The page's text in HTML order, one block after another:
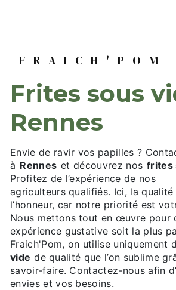
FRAICH'POM
frites sous vide à
Rennes
Envie de ravir vos papilles ?
à Rennes et découvrez nos frites
Profitez de l’expérience de nos
agriculteurs qualifiés. Ici, la qualité
l’honneur, car notre priorité est
Nous mettons tout en œuvre pour
expérience gustative soit la plus
Fraich'Pom, on utilise uniquement
vide de qualité que l’on sublime
savoir-faire. Contactez-nous afin
envies et vos besoins.